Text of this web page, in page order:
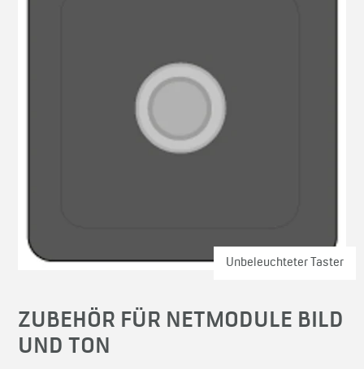
Unbeleuchteter Taster
ZUBEHÖR FÜR NETMODULE BILD
UND TON